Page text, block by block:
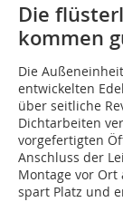
Die
kommen
Die
entwickelten
über seitliche
Dichtarbeiten
vorgefertigten
Anschluss der
Montage vor Ort
spart Platz und